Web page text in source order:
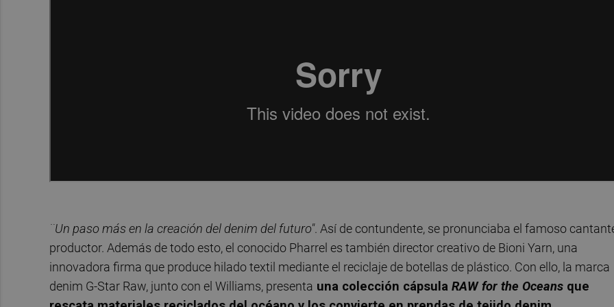
¨Un paso más en la creación del denim del futuro". Así de contundente, se pronunciaba el famoso
productor. Además de todo esto, el conocido Pharrel es también director creativo de Bioni Yarn, una
innovadora firma que produce hilado textil mediante el reciclaje de botellas de plástico. Con ello, la marca
denim G-Star Raw, junto con el Williams, presenta una colección cápsula RAW for the Oceans que